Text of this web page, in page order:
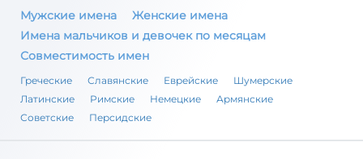
Мужские имена
Женские имена
Имена мальчиков и девочек по месяцам
Совместимость имен
Греческие Славянские Еврейские
Шумерские
Латинские
Римские Немецкие
Армянские
Советские
Персидские